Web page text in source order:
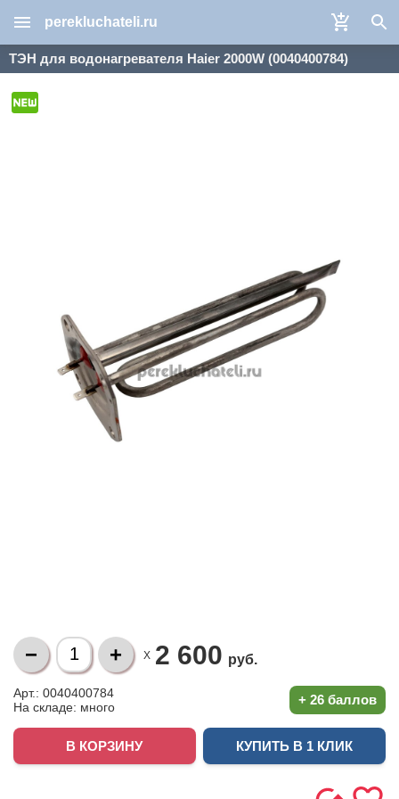
perekluchateli.ru
ТЭН для водонагревателя Haier 2000W (0040400784)
X 2 600 руб.
Арт.: 0040400784
На складе: много + 26 баллов
КУПИТЬ В 1 КЛИК